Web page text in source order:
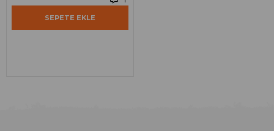
SEPETE EKLE